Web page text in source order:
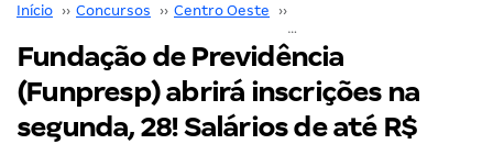
Início ›› Concursos ›› Centro Oeste ››
Fundação de Previdência
(Funpresp) abrirá inscrições na
segunda, 28! Salários de até R$